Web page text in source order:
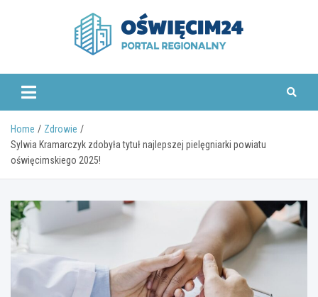
www.oswiecim24.pl
Home
Zdrowie
Sylwia Kramarczyk zdobyła tytuł najlepszej pielęgniarki powiatu
oświęcimskiego 2025!